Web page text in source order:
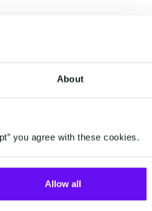
About
you agree with these cookies.
Allow all
kun je jouw klantenservice
van de
sjabloon berichten
24-uur sessie, d.w.z. je
klant die een actieve opt-in